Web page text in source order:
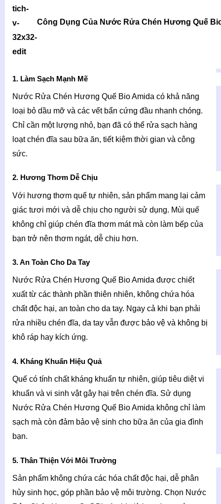
số
Công Dụng Của Nước Rửa Chén Hương Quế
1. Làm Sạch Mạnh Mẽ
Nước Rửa Chén Hương Quế Bio Amida có khả năng
loại bỏ dầu mỡ và các vết bẩn cứng đầu nhanh chóng.
Chỉ cần một lượng nhỏ, bạn đã có thể rửa sạch hàng
loạt chén đĩa sau bữa ăn, tiết kiệm thời gian và công
sức.
2. Hương Thơm Dễ Chịu
Với hương thơm quế tự nhiên, sản phẩm mang lại cảm
giác tươi mới và dễ chịu cho người sử dụng. Mùi quế
không chỉ giúp chén đĩa thơm mát mà còn làm bếp của
bạn trở nên thơm ngát, dễ chịu hơn.
3. An Toàn Cho Da Tay
Nước Rửa Chén Hương Quế Bio Amida được chiết
xuất từ các thành phần thiên nhiên, không chứa hóa
chất độc hại, an toàn cho da tay. Ngay cả khi bạn phải
rửa nhiều chén đĩa, da tay vẫn được bảo vệ và không bị
khô ráp hay kích ứng.
4. Kháng Khuẩn Hiệu Quả
Quế có tính chất kháng khuẩn tự nhiên, giúp tiêu diệt vi
khuẩn và vi sinh vật gây hại trên chén đĩa. Sử dụng
Nước Rửa Chén Hương Quế Bio Amida không chỉ làm
sạch mà còn đảm bảo vệ sinh cho bữa ăn của gia đình
bạn.
5. Thân Thiện Với Môi Trường
Sản phẩm không chứa các hóa chất độc hại, dễ phân
hủy sinh học, góp phần bảo vệ môi trường. Chọn Nước